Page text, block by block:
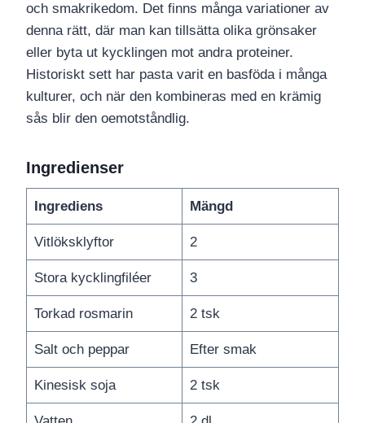
och smakrikedom. Det finns många variationer av
denna rätt, där man kan tillsätta olika grönsaker
eller byta ut kycklingen mot andra proteiner.
Historiskt sett har pasta varit en basföda i många
kulturer, och när den kombineras med en krämig
sås blir den oemotståndlig.
Ingredienser
Ingrediens Mängd
Vitlöksklyftor 2
Stora kycklingfiléer 3
Torkad rosmarin 2 tsk
Salt och peppar Efter smak
Kinesisk soja 2 tsk